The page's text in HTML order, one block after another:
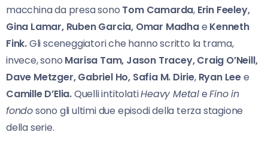
macchina da presa sono Tom Camarda, Erin Feeley,
Gina Lamar, Ruben Garcia, Omar Madhae Kenneth
Fink.Gli sceneggiatori che hanno scritto la trama,
invece, sono Marisa Tam, Jason Tracey, Craig O’Neill,
Dave Metzger,Gabriel Ho, Safia M. Dirie, Ryan Leee
Camille D’Elia.Quelli intitolatiHeavy MetaleFino in
fondosono gli ultimi due episodi della terza stagione
della serie.